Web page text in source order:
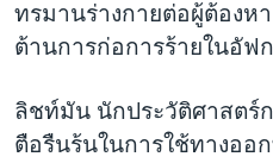
ทรมานร่างกายต่อผู้ต้อง
ต้านการก่อการร้ายในอัฟ
ลิชท์มัน นักประวัติศาสตร์
ตือรืนร้นในการใช้ทางออ